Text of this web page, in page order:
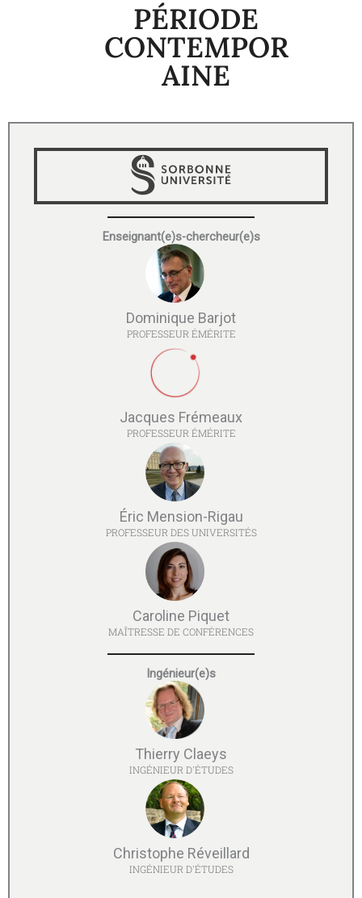
PÉRIODE
CONTEMPOR
AINE
Enseignant(e)s-chercheur(e)s
Dominique Barjot
PROFESSEUR ÉMÉRITE
Jacques Frémeaux
PROFESSEUR ÉMÉRITE
Éric Mension-Rigau
PROFESSEUR DES UNIVERSITÉS
Caroline Piquet
MAÎTRESSE DE CONFÉRENCES
Ingénieur(e)s
Thierry Claeys
INGÉNIEUR D'ÉTUDES
Christophe Réveillard
INGÉNIEUR D'ÉTUDES